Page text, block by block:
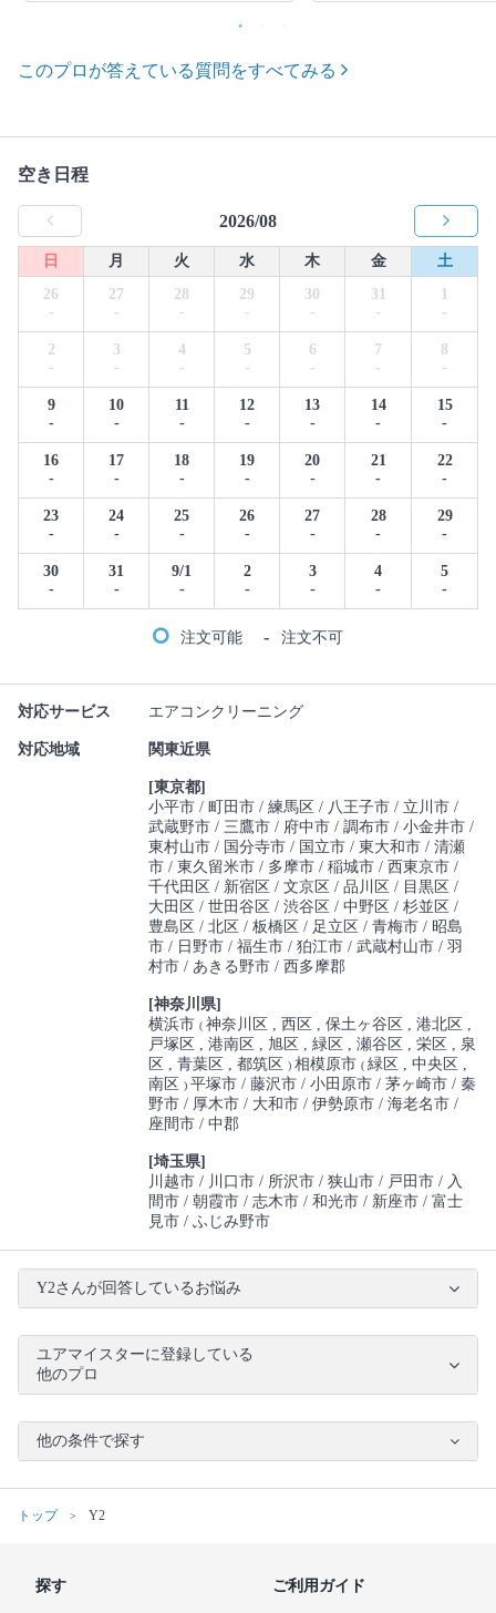
このプロが答えている質問をすべてみる
空き日程
2026/08
日 月 火 水 木 金
土
26
-
27
-
28
-
29
-
30
-
31
-
1
-
2
-
3
-
4
-
5
-
6
-
7
-
8
-
9
-
10
-
11
-
12
-
13
-
14
-
15
-
16
-
17
-
18
-
19
-
20
-
21
-
22
-
23
-
24
-
25
-
26
-
27
-
28
-
29
-
30
-
31
-
9/1
-
2
-
3
-
4
-
5
-
注文可能 - 注文不可
対応サービス エアコンクリーニング
対応地域 関東近県
[東京都]
小平市 町田市 練馬区 八王子市 立川市
武蔵野市 三鷹市 府中市 調布市 小金井市
東村山市
国分寺市 国立市 東大和市 清瀬
市 東久留米市 多摩市 稲城市 西東京市
千代田区 新宿区 文京区 品川区
目黒区
大田区 世田谷区 渋谷区 中野区 杉並区
豊島区 北区 板橋区 足立区 青梅市 昭島
市
日野市 福生市 狛江市 武蔵村山市 羽
村市 あきる野市 西多摩郡
[神奈川県]
横浜市(神奈川区 西区 保土ヶ谷区
港北区
戸塚区
港南区 旭区 緑区 瀬谷区 栄区
泉
区
青葉区 都筑区)相模原市(緑区
中央区
南区)平塚市 藤沢市 小田原市 茅ヶ崎市 秦
野市 厚木市 大和市 伊勢原市 海老名市
座間市 中郡
[埼玉県]
川越市
川口市 所沢市 狭山市 戸田市
入
間市 朝霞市 志木市 和光市 新座市 富士
見市 ふじみ野市
Y2さんが回答しているお悩み
ユアマイスターに登録している
他のプロ
他の条件で探す
トップ Y2
探す ご利用ガイド